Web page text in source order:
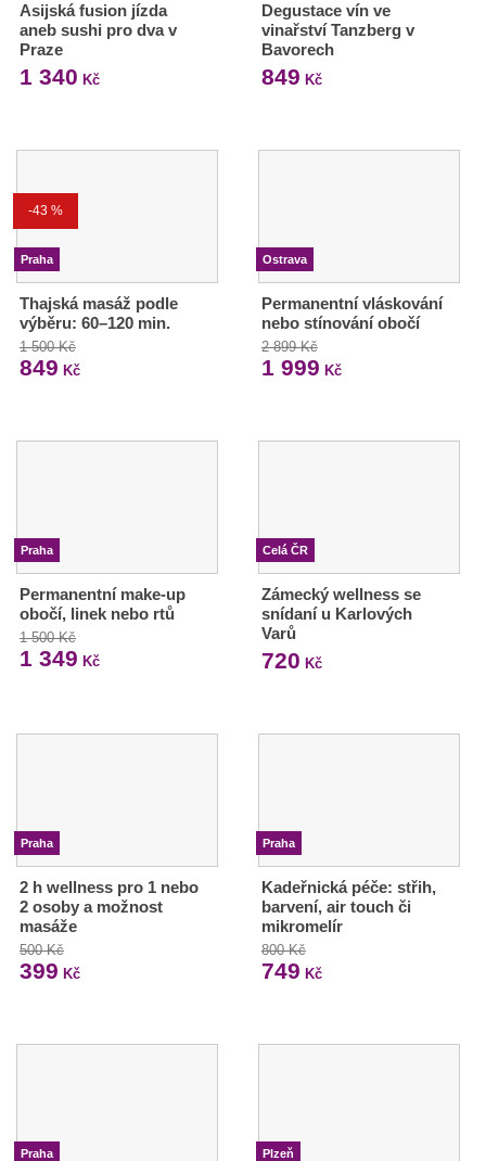
Asijská fusion jízda
aneb sushi pro dva v
Praze
1 340 Kč
Degustace vín ve
vinařství Tanzberg v
Bavorech
849 Kč
-43 %
Praha
Thajská masáž podle
výběru: 60–120 min.
1 500 Kč
849 Kč
Ostrava
Permanentní vláskování
nebo stínování obočí
2 899 Kč
1 999 Kč
Praha
Permanentní make-up
obočí, linek nebo rtů
1 500 Kč
1 349 Kč
Celá ČR
Zámecký wellness se
snídaní u Karlových
Varů
720 Kč
Praha
2 h wellness pro 1 nebo
2 osoby a možnost
masáže
500 Kč
399 Kč
Praha
Kadeřnická péče: střih,
barvení, air touch či
mikromelír
800 Kč
749 Kč
Praha Plzeň